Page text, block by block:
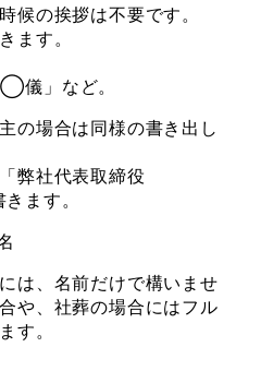
候の挨拶は不要です。
ます。
」など。
の場合は同様の書き出し
弊社代表取締役
す。
は、名前だけで構いませ
や、社葬の場合にはフル
す。